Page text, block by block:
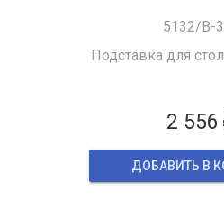
5132/B-
Подставка для
2 556
ДОБАВИТЬ В